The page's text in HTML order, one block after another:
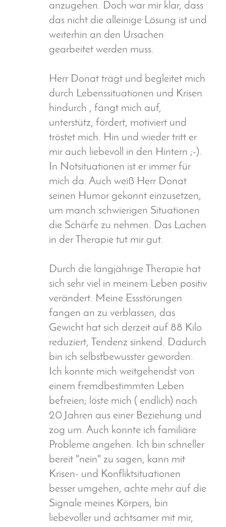
anzugehen. Doch war mir klar, dass
das nicht die alleinige Lösung ist und
weiterhin an den Ursachen
gearbeitet werden muss.
Herr Donat trägt und begleitet mich
durch Lebenssituationen und Krisen
hindurch , fängt mich auf,
unterstütz, fördert, motiviert und
tröstet mich. Hin und wieder tritt er
mir auch liebevoll in den Hintern ;-).
In Notsituationen ist er immer für
mich da. Auch weiß Herr Donat
seinen Humor gekonnt einzusetzen,
um manch schwierigen Situationen
die Schärfe zu nehmen. Das Lachen
in der Therapie tut mir gut.
Durch die langjährige Therapie hat
sich sehr viel in meinem Leben positiv
verändert. Meine Essstörungen
fangen an zu verblassen, das
Gewicht hat sich derzeit auf 88 Kilo
reduziert, Tendenz sinkend. Dadurch
bin ich selbstbewusster geworden.
Ich konnte mich weitgehendst von
einem fremdbestimmten Leben
befreien; löste mich ( endlich) nach
20 Jahren aus einer Beziehung und
zog um. Auch konnte ich familiäre
Probleme angehen. Ich bin schneller
bereit "nein" zu sagen, kann mit
Krisen- und Konfliktsituationen
besser umgehen, achte mehr auf die
Signale meines Körpers, bin
liebevoller und achtsamer mit mir,